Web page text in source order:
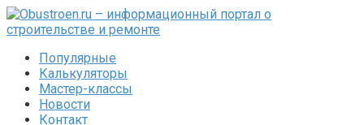
Перейти
к
Популярные
Калькуляторы
Мастер-классы
Новости
Контакт